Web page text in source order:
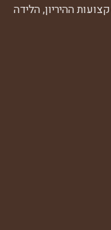
ההיריון, הלידה